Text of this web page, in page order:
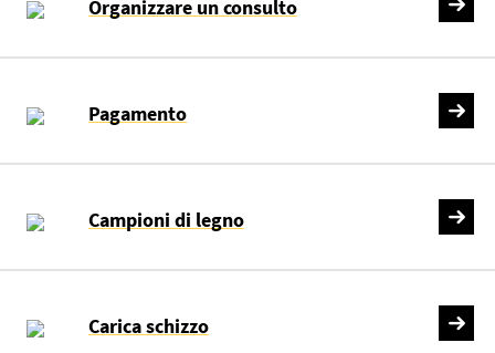
Organizzare un consulto
Pagamento
Campioni di legno
Carica schizzo